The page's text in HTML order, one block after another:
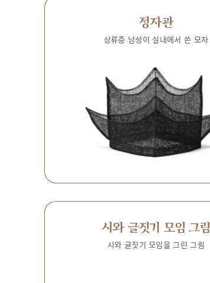
정자관
상류층 남성이 실내에서 쓴 모자
시와 글짓기 모임 그림
시와 글짓기 모임을 그린 그림